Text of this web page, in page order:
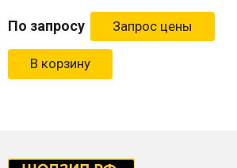
По запросу
В корзину